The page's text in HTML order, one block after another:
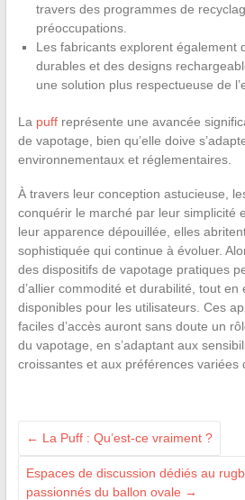
travers des programmes de
préoccupations.
Les fabricants explorent également
durables et des designs
une solution plus respectueuse de
La puffreprésente une avancée
de vapotage, bien qu’elle doive
environnementaux et réglementaires.
À travers leur conception astucieuse,
conquérir le marché par leur simplicité
leur apparence dépouillée, elles
sophistiquée qui continue à évoluer.
des dispositifs de vapotage pratiques
d’allier commodité et durabilité, tout
disponibles pour les utilisateurs. Ces
faciles d’accès auront sans doute un
du vapotage, en s’adaptant aux
croissantes et aux préférences variées
← La Puff : Qu’est-ce vraiment ?
Espaces de discussion dédiés au
passionnés du ballon ovale →